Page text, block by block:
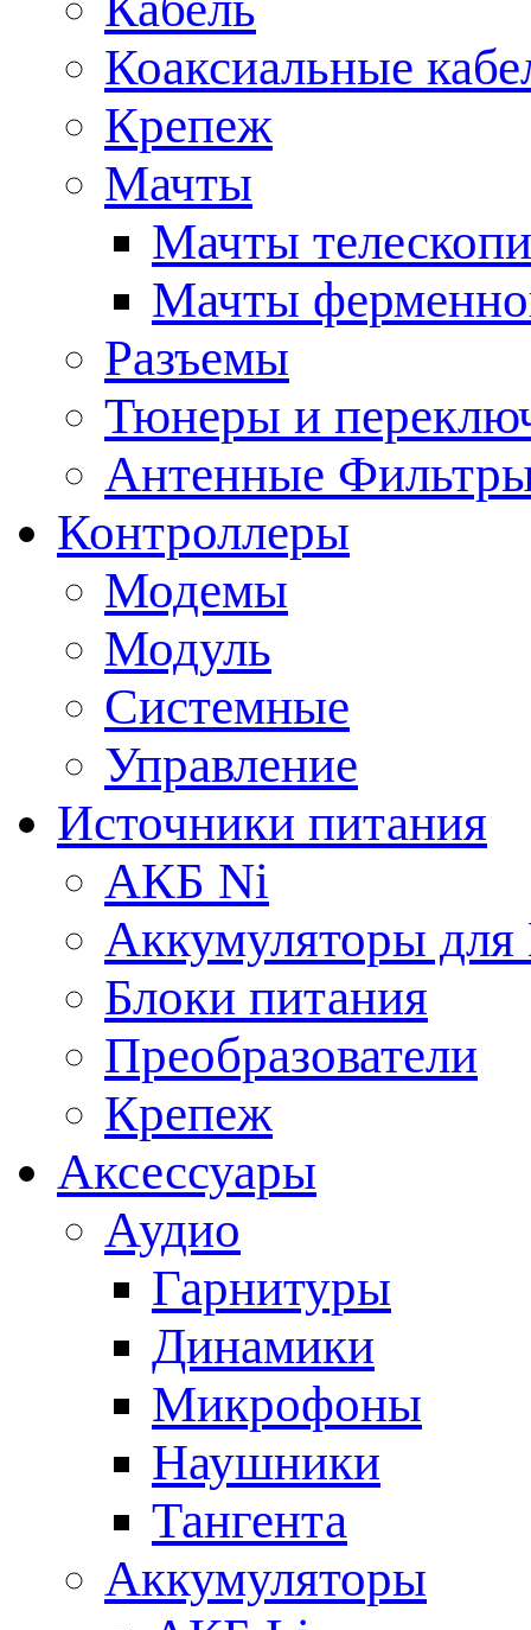
Коаксиальные
Крепеж
Мачты
Мачты
Мачты
Разъемы
Тюнеры и
Антенные
Контроллеры
Модемы
Модуль
Системные
Управление
Источники питания
АКБ Ni
Аккумуляторы
Блоки питания
Преобразователи
Крепеж
Аксессуары
Аудио
Гарнитуры
Динамики
Микрофоны
Наушники
Тангента
Аккумуляторы